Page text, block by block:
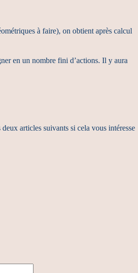
à faire), on obtient après calcul
en un nombre fini d’actions. Il y aura
articles suivants si cela vous intéresse